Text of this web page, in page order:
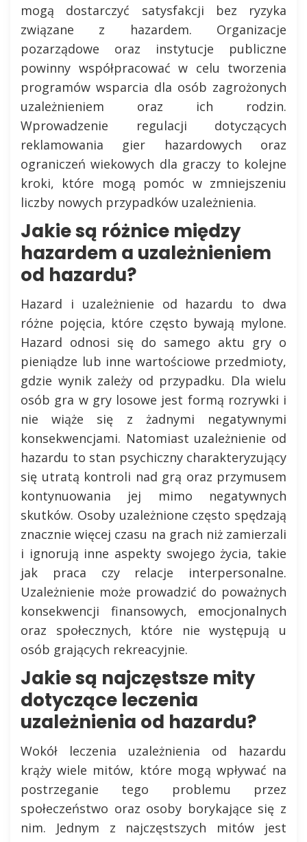
mogą dostarczyć satysfakcji bez ryzyka
związane z hazardem. Organizacje
pozarządowe oraz instytucje publiczne
powinny współpracować w celu tworzenia
programów wsparcia dla osób zagrożonych
uzależnieniem oraz ich rodzin.
Wprowadzenie regulacji dotyczących
reklamowania gier hazardowych oraz
ograniczeń wiekowych dla graczy to kolejne
kroki, które mogą pomóc w zmniejszeniu
liczby nowych przypadków uzależnienia.
Jakie są różnice między
hazardem a uzależnieniem
od hazardu?
Hazard i uzależnienie od hazardu to dwa
różne pojęcia, które często bywają mylone.
Hazard odnosi się do samego aktu gry o
pieniądze lub inne wartościowe przedmioty,
gdzie wynik zależy od przypadku. Dla wielu
osób gra w gry losowe jest formą rozrywki i
nie wiąże się z żadnymi negatywnymi
konsekwencjami. Natomiast uzależnienie od
hazardu to stan psychiczny charakteryzujący
się utratą kontroli nad grą oraz przymusem
kontynuowania jej mimo negatywnych
skutków. Osoby uzależnione często spędzają
znacznie więcej czasu na grach niż zamierzali
i ignorują inne aspekty swojego życia, takie
jak praca czy relacje interpersonalne.
Uzależnienie może prowadzić do poważnych
konsekwencji finansowych, emocjonalnych
oraz społecznych, które nie występują u
osób grających rekreacyjnie.
Jakie są najczęstsze mity
dotyczące leczenia
uzależnienia od hazardu?
Wokół leczenia uzależnienia od hazardu
krąży wiele mitów, które mogą wpływać na
postrzeganie tego problemu przez
społeczeństwo oraz osoby borykające się z
nim. Jednym z najczęstszych mitów jest